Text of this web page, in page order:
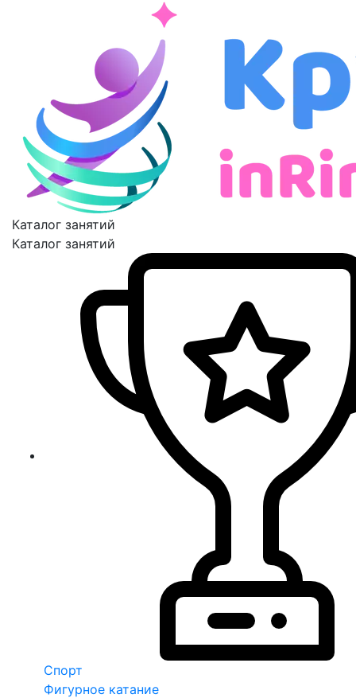
Каталог занятий
Каталог занятий
Спорт
Фигурное катание